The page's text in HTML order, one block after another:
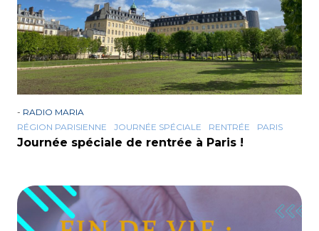
- RADIO MARIA
RÉGION PARISIENNE
JOURNÉE SPÉCIALE RENTRÉE PARIS
Journée spéciale de rentrée à Paris !